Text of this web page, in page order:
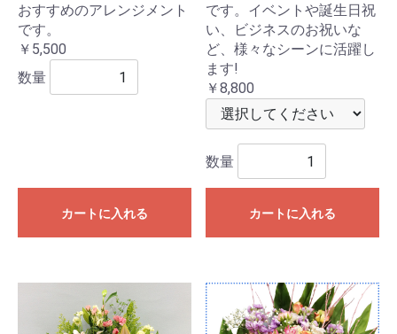
おすすめのアレンジメント
です。
￥5,500
数量
カートに入れる
です。イベントや誕生日祝
い、ビジネスのお祝いな
ど、様々なシーンに活躍し
ます!
￥8,800
数量
カートに入れる